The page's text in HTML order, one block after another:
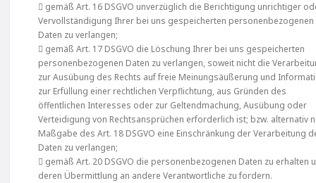
 gemäß Art. 16 DSGVO unverzüglich die Berichtigung unrichtiger
Vervollständigung Ihrer bei uns gespeicherten personenbezogenen
Daten zu verlangen;
 gemäß Art. 17 DSGVO die Löschung Ihrer bei uns gespeicherten
personenbezogenen Daten zu verlangen, soweit nicht die
zur Ausübung des Rechts auf freie Meinungsäußerung und
zur Erfüllung einer rechtlichen Verpflichtung, aus Gründen des
öffentlichen Interesses oder zur Geltendmachung, Ausübung oder
Verteidigung von Rechtsansprüchen erforderlich ist; bzw. alternativ
Maßgabe des Art. 18 DSGVO eine Einschränkung der Verarbeitung
Daten zu verlangen;
 gemäß Art. 20 DSGVO die personenbezogenen Daten zu erhalten
deren Übermittlung an andere Verantwortliche zu fordern.